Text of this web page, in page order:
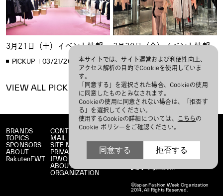
3月21日（土）イベント情報
PICKUP 03/21/2026
3月20日（金）イベント情報
PICKUP 03/20/2026
VIEW ALL PICKUP
BRANDS
TOPICS
SPONSORS
ABOUT
RakutenFWT
CONTACT
MAIL MAGAZINE
SITE MAP
PRIVACY POLICY
JFWO LINK
ABOUT JFW
ORGANIZATION
©Japan Fashion Week Organization
2014, All Rights Reserved.
本サイトでは、サイト運営および利便性向上、
アクセス解析の目的でCookieを使用していま
す。
「同意する」を選択された場合、Cookieの使用
に同意したものとみなされます。
Cookieの使用に同意されない場合は、「拒否す
る」を選択してください。
使用するCookieの詳細については、
こちらの
Cookie ポリシーをご確認ください。
同意する 拒否する